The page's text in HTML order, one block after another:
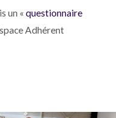
un « questionnaire
Adhérent